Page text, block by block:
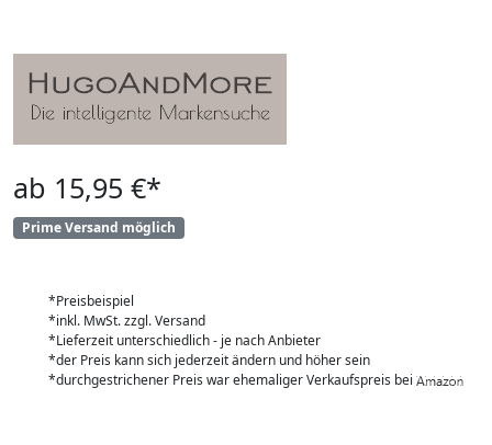
ab 15,95 €*
Prime Versand möglich
*Preisbeispiel
*inkl. MwSt. zzgl. Versand
*Lieferzeit unterschiedlich - je nach Anbieter
*der Preis kann sich jederzeit ändern und höher sein
*durchgestrichener Preis war ehemaliger Verkaufspreis bei